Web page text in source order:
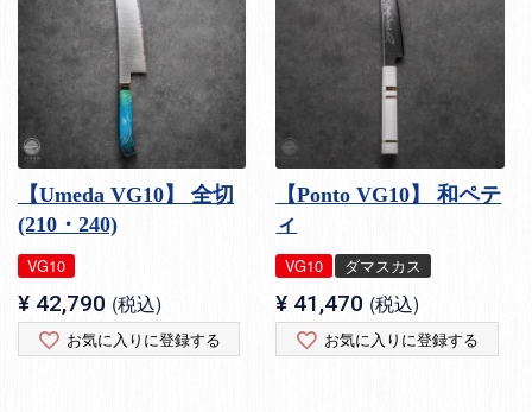
【Umeda VG10】 全切
(210・240)
VG10
¥ 42,790 税込
お気に入りに登録する
【Ponto VG10】 和ペテ
ィ
VG10 ダマスカス
¥ 41,470 税込
お気に入りに登録する